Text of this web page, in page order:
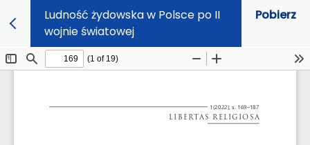
Ludność żydowska w Polsce po II
wojnie światowej
Pobierz